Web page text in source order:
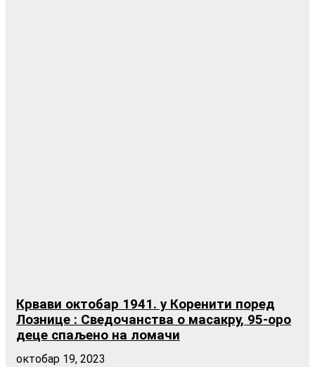
Крвави октобар 1941. у Коренити поред
Лознице : Сведочанства о масакру, 95-оро
деце спаљено на ломачи
октобар 19, 2023